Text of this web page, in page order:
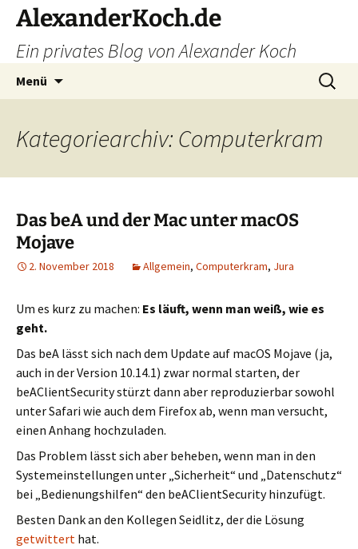
Zum
Inhalt
springen
AlexanderKoch.de
Ein privates Blog von Alexander Koch
Menü
Suchen
nach:
Kategoriearchiv: Computerkram
Das beA und der Mac unter macOS
Mojave
2. November 2018 Allgemein, Computerkram, Jura
Um es kurz zu machen: Es läuft, wenn man weiß, wie es
geht.
Das beA lässt sich nach dem Update auf macOS Mojave (ja,
auch in der Version 10.14.1) zwar normal starten, der
beAClientSecurity stürzt dann aber reproduzierbar sowohl
unter Safari wie auch dem Firefox ab, wenn man versucht,
einen Anhang hochzuladen.
Das Problem lässt sich aber beheben, wenn man in den
Systemeinstellungen unter „Sicherheit“ und „Datenschutz“
bei „Bedienungshilfen“ den beAClientSecurity hinzufügt.
Besten Dank an den Kollegen Seidlitz, der die Lösung
getwittert hat.